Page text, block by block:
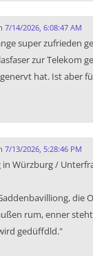
7/14/2026, 6:08:47 AM
super zufrieden
zur Telekom
hat. Ist aber
7/13/2026, 5:28:46 PM
in Würzburg /
die
rum, enner
gedüffdld."